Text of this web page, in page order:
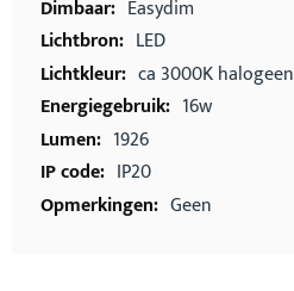
Easydim
LED
ca 3000K halogeen
16w
1926
IP20
Geen